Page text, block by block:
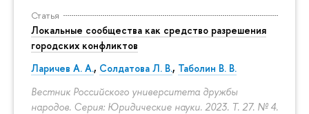
Статья
Локальные сообщества как средство разрешения
городских конфликтов
Ларичев А. А., Солдатова Л. В., Таболин В. В.
Вестник Российского университета дружбы
народов. Серия: Юридические науки. 2023. Т. 27. № 4.